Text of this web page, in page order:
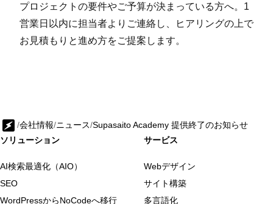
プロジェクトの要件やご予算が決まっている方へ。1
営業日以内に担当者よりご連絡し、ヒアリングの上で
お見積もりと進め方をご提案します。
/会社情報/ニュース/Supasaito Academy 提供終了のお知らせ
ソリューション
AI検索最適化（AIO）
SEO
WordPressからNoCodeへ移行
サービス
Webデザイン
サイト構築
多言語化